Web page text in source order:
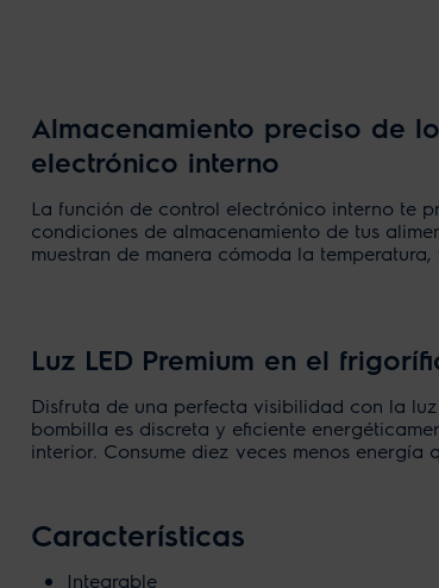
Almacenamiento preciso de
electrónico interno
La función de control electrónico interno te
condiciones de almacenamiento de tus
muestran de manera cómoda la
Luz LED Premium en el
Disfruta de una perfecta visibilidad con la
bombilla es discreta y eficiente
interior. Consume diez veces menos energía
Características
Integrable